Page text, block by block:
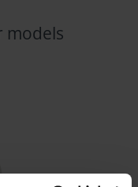
models